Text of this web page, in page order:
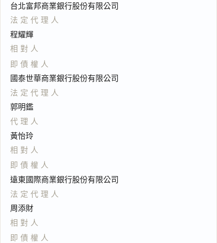
台北富邦商業銀行股份有限公司
法定代理人
程耀輝
相對人
即債權人
國泰世華商業銀行股份有限公司
法定代理人
郭明鑑
代理人
黃怡玲
相對人
即債權人
遠東國際商業銀行股份有限公司
法定代理人
周添財
相對人
即債權人